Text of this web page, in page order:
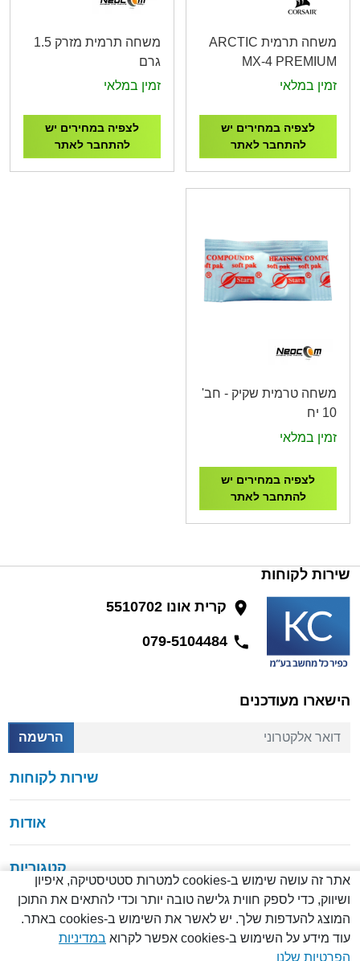
משחה תרמית ARCTIC
MX-4 PREMIUM
Performance Thermal
ACTCP00024A
זמין במלאי
לצפיה במחירים יש
להתחבר לאתר
משחה תרמית מזרק 1.5
גרם
זמין במלאי
לצפיה במחירים יש
להתחבר לאתר
משחה טרמית שקיק - חב'
10 יח
זמין במלאי
לצפיה במחירים יש
להתחבר לאתר
שירות לקוחות
קרית אונו 5510702
הישארו מעודכנים
דואר אלקטרוני הרשמה
שירות לקוחות
אודות
קטגוריות
אתר זה עושה שימוש ב-cookies למטרות סטטיסטיקה, איפיון
ושיווק, כדי לספק חווית גלישה טובה יותר וכדי להתאים את התוכן
המוצג להעדפות שלך. יש לאשר את השימוש ב-cookies באתר.
עוד מידע על השימוש ב-cookies אפשר לקרוא
במדיניות
הפרטיות שלנו